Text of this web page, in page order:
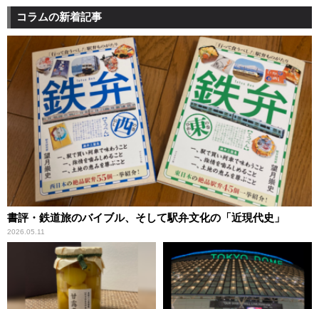
コラムの新着記事
書評・鉄道旅のバイブル、そして駅弁文化の「近現代史」
2026.05.11